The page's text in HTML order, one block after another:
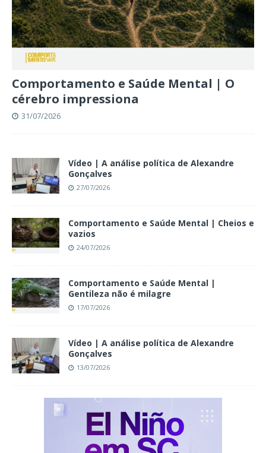
Comportamento e Saúde Mental | O
cérebro impressiona
31/07/2026
Vídeo | A análise política de Alexandre
Gonçalves
27/07/2026
Comportamento e Saúde Mental | Cheios e
vazios
24/07/2026
Comportamento e Saúde Mental |
Gentileza não é milagre
17/07/2026
Vídeo | A análise política de Alexandre
Gonçalves
13/07/2026